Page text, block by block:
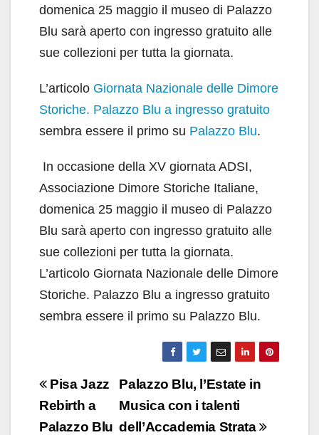
domenica 25 maggio il museo di Palazzo
Blu sarà aperto con ingresso gratuito alle
sue collezioni per tutta la giornata.
L’articolo Giornata Nazionale delle Dimore
Storiche. Palazzo Blu a ingresso gratuito
sembra essere il primo su Palazzo Blu.
​ In occasione della XV giornata ADSI,
Associazione Dimore Storiche Italiane,
domenica 25 maggio il museo di Palazzo
Blu sarà aperto con ingresso gratuito alle
sue collezioni per tutta la giornata.
L’articolo Giornata Nazionale delle Dimore
Storiche. Palazzo Blu a ingresso gratuito
sembra essere il primo su Palazzo Blu.
Navigazione
articoli
Palazzo Blu, l’Estate in
Musica con i talenti
dell’Accademia Strata
Pisa Jazz
Rebirth a
Palazzo Blu